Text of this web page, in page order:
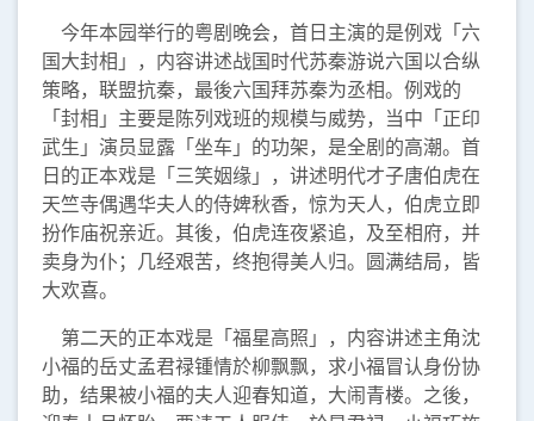
今年本园举行的粤剧晚会，首日主演的是例戏「六
国大封相」，内容讲述战国时代苏秦游说六国以合纵
策略，联盟抗秦，最後六国拜苏秦为丞相。例戏的
「封相」主要是陈列戏班的规模与威势，当中「正印
武生」演员显露「坐车」的功架，是全剧的高潮。首
日的正本戏是「三笑姻缘」，讲述明代才子唐伯虎在
天竺寺偶遇华夫人的侍婢秋香，惊为天人，伯虎立即
扮作庙祝亲近。其後，伯虎连夜紧追，及至相府，并
卖身为仆；几经艰苦，终抱得美人归。圆满结局，皆
大欢喜。
第二天的正本戏是「福星高照」，内容讲述主角沈
小福的岳丈孟君禄锺情於柳飘飘，求小福冒认身份协
助，结果被小福的夫人迎春知道，大闹青楼。之後，